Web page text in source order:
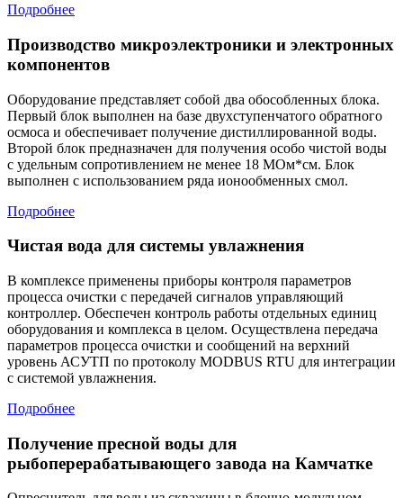
Подробнее
Производство микроэлектроники и электронных
компонентов
Оборудование представляет собой два обособленных блока.
Первый блок выполнен на базе двухступенчатого обратного
осмоса и обеспечивает получение дистиллированной воды.
Второй блок предназначен для получения особо чистой воды
с удельным сопротивлением не менее 18 МОм*см. Блок
выполнен с использованием ряда ионообменных смол.
Подробнее
Чистая вода для системы увлажнения
В комплексе применены приборы контроля параметров
процесса очистки с передачей сигналов управляющий
контроллер. Обеспечен контроль работы отдельных единиц
оборудования и комплекса в целом. Осуществлена передача
параметров процесса очистки и сообщений на верхний
уровень АСУТП по протоколу MODBUS RTU для интеграции
с системой увлажнения.
Подробнее
Получение пресной воды для
рыбоперерабатывающего завода на Камчатке